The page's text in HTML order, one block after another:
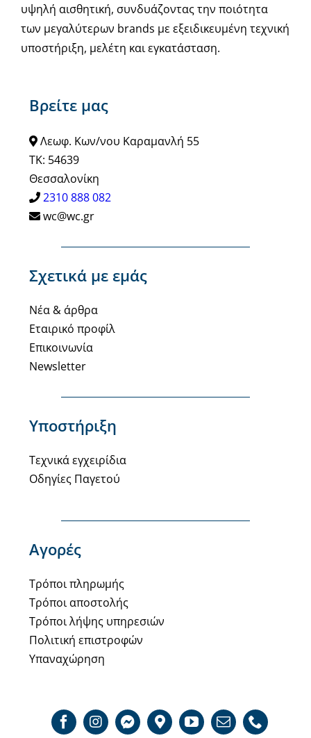
Βρείτε μας
Λεωφ. Κων/νου Καραμανλή 55
ΤΚ: 54639
Θεσσαλονίκη
2310 888 082
wc@wc.gr
Σχετικά με εμάς
Νέα & άρθρα
Εταιρικό προφίλ
Επικοινωνία
Newsletter
Υποστήριξη
Τεχνικά εγχειρίδια
Οδηγίες Παγετού
Αγορές
Τρόποι πληρωμής
Τρόποι αποστολής
Τρόποι λήψης υπηρεσιών
Πολιτική επιστροφών
Υπαναχώρηση
υψηλή αισθητική, συνδυάζοντας την ποιότητα
των μεγαλύτερων brands με εξειδικευμένη τεχνική
υποστήριξη, μελέτη και εγκατάσταση.